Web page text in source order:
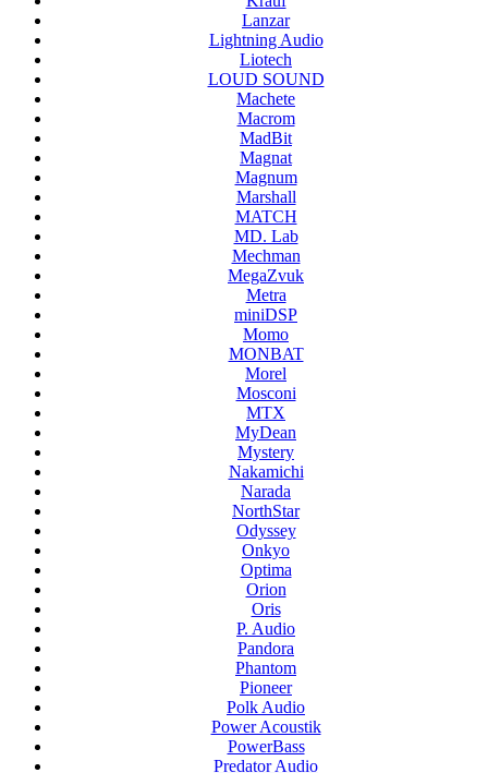
Lanzar
Lightning Audio
Liotech
LOUD SOUND
Machete
Macrom
MadBit
Magnat
Magnum
Marshall
MATCH
MD. Lab
Mechman
MegaZvuk
Metra
miniDSP
Momo
MONBAT
Morel
Mosconi
MTX
MyDean
Mystery
Nakamichi
Narada
NorthStar
Odyssey
Onkyo
Optima
Orion
Oris
P. Audio
Pandora
Phantom
Pioneer
Polk Audio
Power Acoustik
PowerBass
Predator Audio